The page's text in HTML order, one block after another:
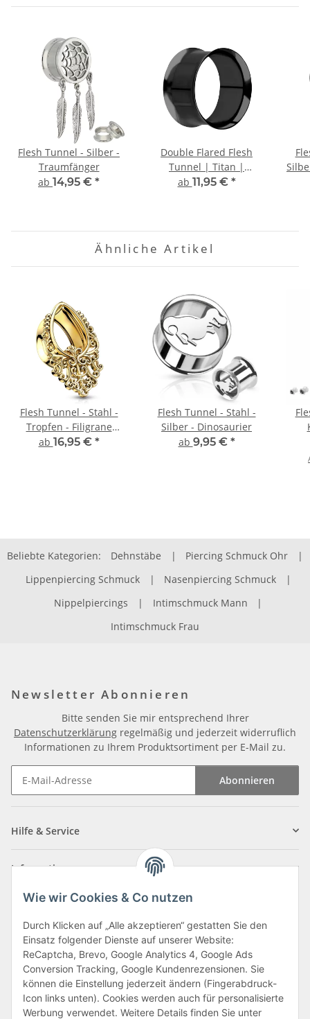
Wie wir Cookies & Co nutzen
Durch Klicken auf „Alle akzeptieren“ gestatten Sie den
Einsatz folgender Dienste auf unserer Website:
ReCaptcha, Brevo, Google Analytics 4, Google Ads
Conversion Tracking, Google Kundenrezensionen. Sie
können die Einstellung jederzeit ändern (Fingerabdruck-
Icon links unten). Cookies werden auch für personalisierte
Werbung verwendet. Weitere Details finden Sie unter
Flesh Tunnel - Silber -
Traumfänger
ab 14,95 € *
Double Flared Flesh
Tunnel | Titan |
Schwarz | Dünner Rand
ab 11,95 € *
Ähnliche Artikel
Flesh Tunnel - Stahl -
Tropfen - Filigrane
Wirbel - Gold
ab 16,95 € *
Flesh Tunnel - Stahl -
Silber - Dinosaurier
ab 9,95 € *
Beliebte Kategorien: Dehnstäbe | Piercing Schmuck Ohr
|
Lippenpiercing Schmuck
| Nasenpiercing Schmuck
|
Nippelpiercings
| Intimschmuck Mann
|
Intimschmuck Frau
Newsletter Abonnieren
Bitte senden Sie mir entsprechend Ihrer
Datenschutzerklärung regelmäßig und jederzeit widerruflich
Informationen zu Ihrem Produktsortiment per E-Mail zu.
Abonnieren
Hilfe & Service
Informationen
Zahlungsarten